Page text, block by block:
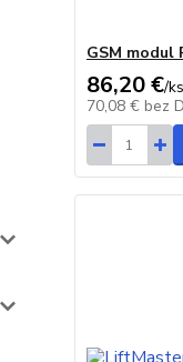
GSM modul
86,20 €/ks
70,08 € bez